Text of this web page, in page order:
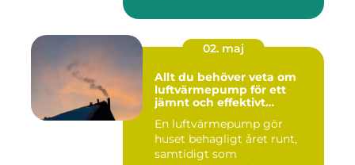
02. maj
Allt du behöver veta om
luftvärmepump för ett
jämnt och effektivt
En luftvärmepump gör
huset behagligt året runt,
samtidigt som